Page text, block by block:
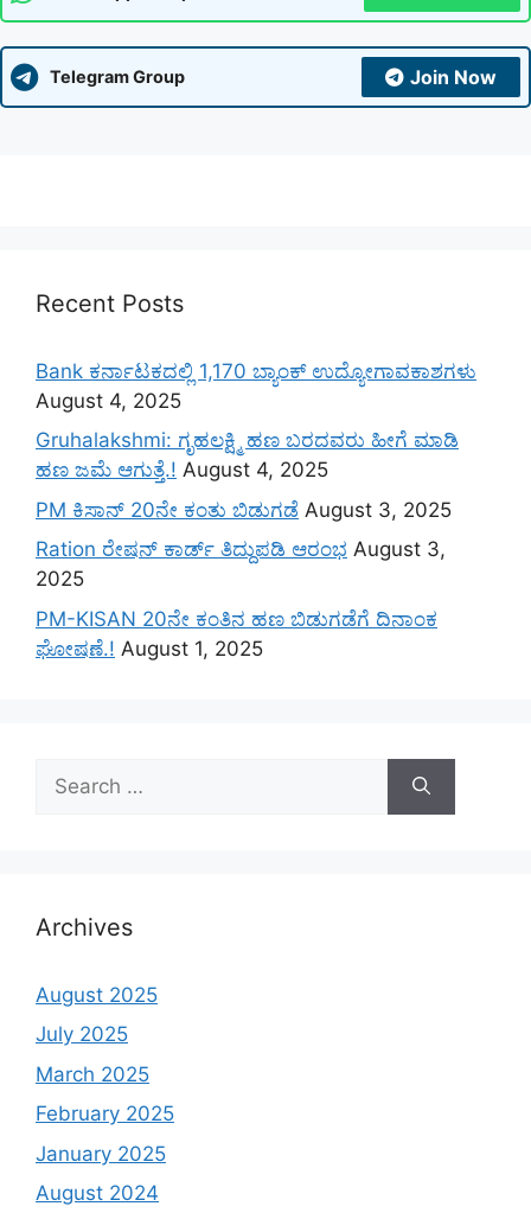
Telegram Group Join Now
Recent Posts
Bank ಕರ್ನಾಟಕದಲ್ಲಿ 1,170 ಬ್ಯಾಂಕ್ ಉದ್ಯೋಗಾವಕಾಶಗಳು
August 4, 2025
Gruhalakshmi: ಗೃಹಲಕ್ಷ್ಮಿ ಹಣ ಬರದವರು ಹೀಗೆ ಮಾಡಿ
ಹಣ ಜಮೆ‌ ಆಗುತ್ತೆ.! August 4, 2025
PM ಕಿಸಾನ್ 20ನೇ ಕಂತು ಬಿಡುಗಡೆ August 3, 2025
Ration ರೇಷನ್ ಕಾರ್ಡ್ ತಿದ್ದುಪಡಿ ಆರಂಭ August 3,
2025
PM-KISAN 20ನೇ ಕಂತಿನ ಹಣ ಬಿಡುಗಡೆಗೆ ದಿನಾಂಕ
ಘೋಷಣೆ.! August 1, 2025
for:
Archives
August 2025
July 2025
March 2025
February 2025
January 2025
August 2024